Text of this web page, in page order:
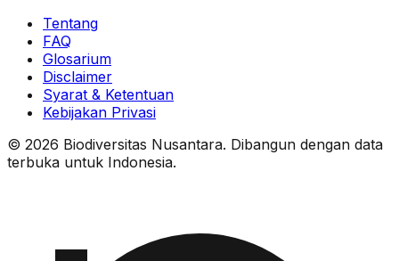
Tentang
FAQ
Glosarium
Disclaimer
Syarat & Ketentuan
Kebijakan Privasi
© 2026 Biodiversitas Nusantara. Dibangun dengan data
terbuka untuk Indonesia.